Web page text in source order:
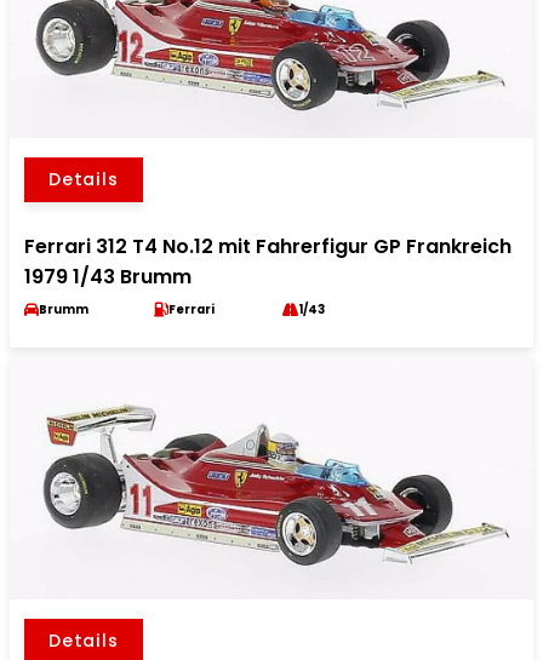
Details
Ferrari 312 T4 No.12 mit Fahrerfigur GP Frankreich
1979 1/43 Brumm
Brumm Ferrari 1/43
Details